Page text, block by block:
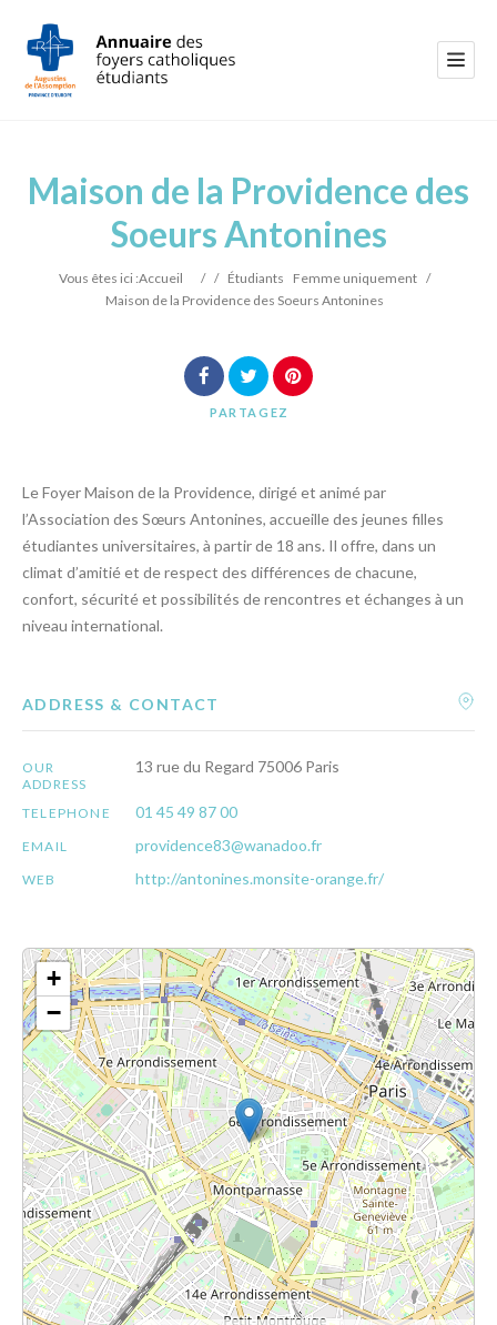
Maison de la Providence des
Soeurs Antonines
Vous êtes ici :Accueil / / Étudiants Femme uniquement /
Maison de la Providence des Soeurs Antonines
PARTAGEZ
Le Foyer Maison de la Providence, dirigé et animé par
l’Association des Sœurs Antonines, accueille des jeunes filles
étudiantes universitaires, à partir de 18 ans. Il offre, dans un
climat d’amitié et de respect des différences de chacune,
confort, sécurité et possibilités de rencontres et échanges à un
niveau international.
ADDRESS & CONTACT
OUR
ADDRESS
13 rue du Regard 75006 Paris
TELEPHONE 01 45 49 87 00
EMAIL providence83@wanadoo.fr
WEB http://antonines.monsite-orange.fr/
+
−